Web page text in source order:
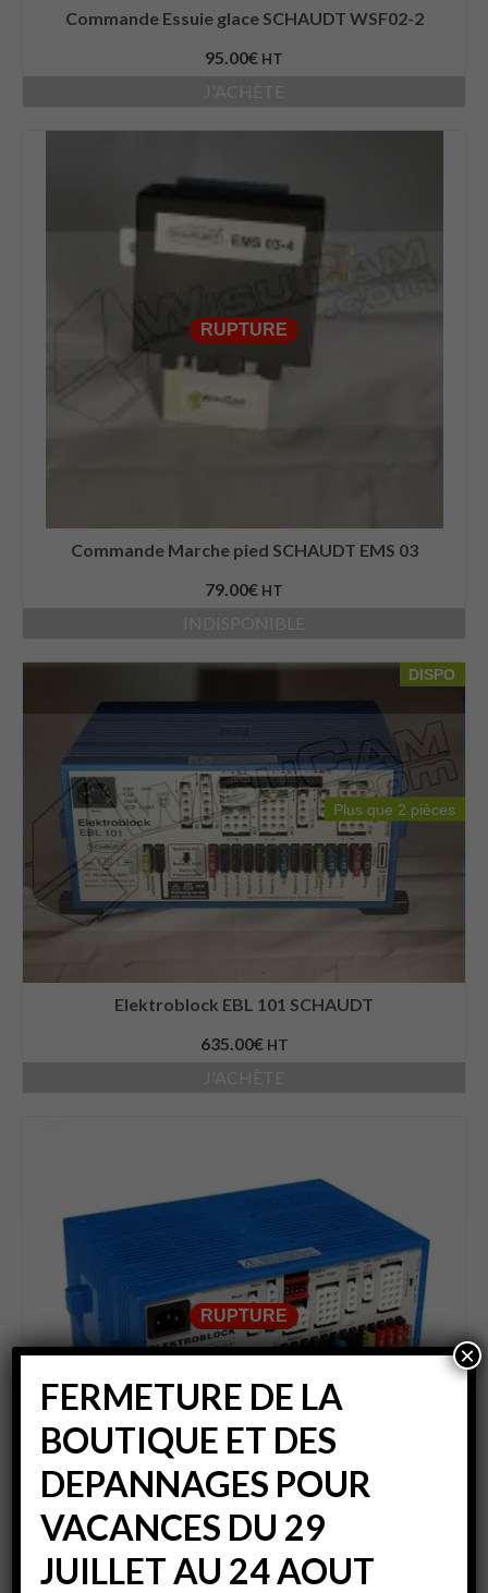
Commande Essuie glace SCHAUDT WSF02-2
95.00€ HT
RUPTURE
Commande Marche pied SCHAUDT EMS 03
79.00€ HT
Plus que 2 pièces
DISPO
Elektroblock EBL 101 SCHAUDT
635.00€ HT
RUPTURE
Elektroblock EBL 119 SCHAUDT
609.00€ HT
FERMETURE DE LA
BOUTIQUE ET DES
DEPANNAGES POUR
VACANCES DU 29
JUILLET AU 24 AOUT
×